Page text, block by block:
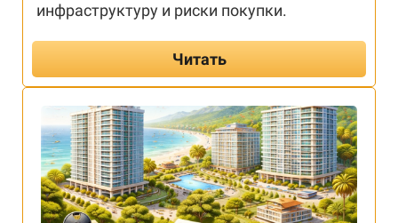
инфраструктуру и риски покупки.
Читать